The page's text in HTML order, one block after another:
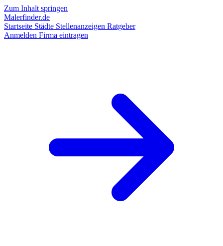
Zum Inhalt springen
Malerfinder.de
Startseite Städte Stellenanzeigen Ratgeber
Anmelden Firma eintragen